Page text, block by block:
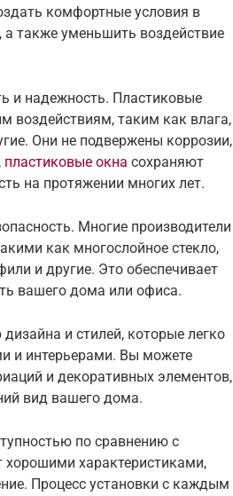
комфортные условия в
также уменьшить воздействие
и надежность. Пластиковые
воздействиям, таким как влага,
Они не подвержены коррозии,
пластиковые окна сохраняют
на протяжении многих лет.
Многие производители
как многослойное стекло,
и другие. Это обеспечивает
вашего дома или офиса.
и стилей, которые легко
и интерьерами. Вы можете
и декоративных элементов,
вид вашего дома.
по сравнению с
характеристиками,
Процесс установки с каждым